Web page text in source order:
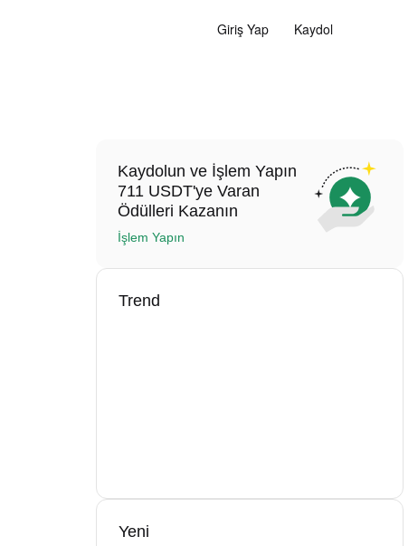
Giriş Yap Kaydol
Kaydolun ve İşlem Yapın
711 USDT'ye Varan
Ödülleri Kazanın
İşlem Yapın
Trend
Yeni